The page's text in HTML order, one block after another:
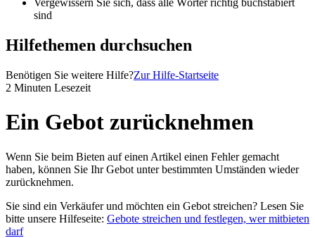
Vergewissern Sie sich, dass alle Wörter richtig buchstabiert
sind
Hilfethemen durchsuchen
Benötigen Sie weitere Hilfe?Zur Hilfe-Startseite
2 Minuten Lesezeit
Ein Gebot zurücknehmen
Wenn Sie beim Bieten auf einen Artikel einen Fehler gemacht
haben, können Sie Ihr Gebot unter bestimmten Umständen wieder
zurücknehmen.
Sie sind ein Verkäufer und möchten ein Gebot streichen? Lesen Sie
bitte unsere Hilfeseite: Gebote streichen und festlegen, wer mitbieten
darf